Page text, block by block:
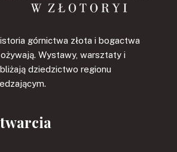
górnictwa złota i bogactwa
Wystawy, warsztaty i
dziedzictwo regionu